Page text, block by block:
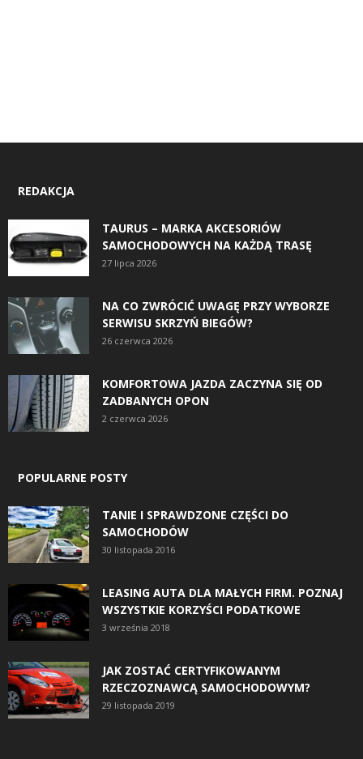
REDAKCJA
TAURUS – MARKA AKCESORIÓW
SAMOCHODOWYCH NA KAŻDĄ TRASĘ
27 lipca 2026
NA CO ZWRÓCIĆ UWAGĘ PRZY WYBORZE
SERWISU SKRZYŃ BIEGÓW?
26 czerwca 2026
KOMFORTOWA JAZDA ZACZYNA SIĘ OD
ZADBANYCH OPON
2 czerwca 2026
POPULARNE POSTY
TANIE I SPRAWDZONE CZĘŚCI DO
SAMOCHODÓW
30 listopada 2016
LEASING AUTA DLA MAŁYCH FIRM. POZNAJ
WSZYSTKIE KORZYŚCI PODATKOWE
3 września 2018
JAK ZOSTAĆ CERTYFIKOWANYM
RZECZOZNAWCĄ SAMOCHODOWYM?
29 listopada 2019